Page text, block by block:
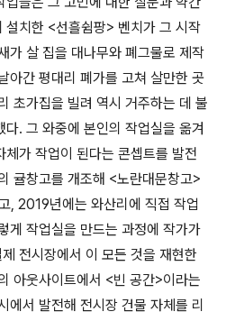
설치한 <선흘쉼팡> 벤치가 그 시작
가 살 집을 대나무와 폐그물로 제작
아간 평대리 폐가를 고쳐 살만한 곳
초가집을 빌려 역시 거주하는 데 불
다. 그 와중에 본인의 작업실을 옮겨
가 작업이 된다는 콘셉트를 발전
귤창고를 개조해 <노란대문창고>
, 2019년에는 와산리에 직접 작업
게 작업실을 만드는 과정에 작가가
전시장에서 이 모든 것을 재현한
아웃사이트에서 <빈 공간>이라는
에서 발전해 전시장 건물 자체를 리